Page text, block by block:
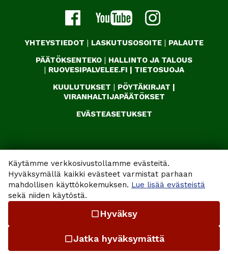
Käytämme verkkosivustollamme evästeitä.
Hyväksymällä kaikki evästeet varmistat parhaan
mahdollisen käyttökokemuksen. Lue lisää evästeistä
sekä niiden käytöstä.
check_box_outline_blank Hyväksy
check_box_outline_blankJatka hyväksymättä
YHTEYSTIEDOT | LASKUTUSOSOITE | PALAUTE
PÄÄTÖKSENTEKO | HALLINTO JA TALOUS
| RUOVESIPALVELEE.FI | TIETOSUOJA
KUULUTUKSET | PÖYTÄKIRJAT |
VIRANHALTIJAPÄÄTÖKSET
EVÄSTEASETUKSET